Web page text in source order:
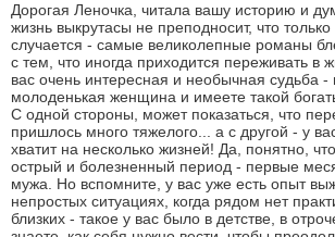
Дорогая Леночка, читала вашу историю и
жизнь выкрутасы не преподносит, что
случается - самые великолепные романы
с тем, что иногда приходится переживать в
вас очень интересная и необычная судьба -
молоденькая женщина и имеете такой
С одной стороны, может показаться, что
пришлось много тяжелого... а с другой - у
хватит на несколько жизней! Да, понятно,
острый и болезненный период - первые
мужа. Но вспомните, у вас уже есть опыт
непростых ситуациях, когда рядом нет
близких - такое у вас было в детстве, в